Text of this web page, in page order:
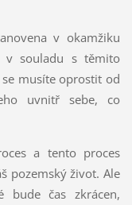
v okamžiku
v souladu s těmito
musíte oprostit od
uvnitř sebe, co
a tento proces
pozemský život. Ale
bude čas zkrácen,